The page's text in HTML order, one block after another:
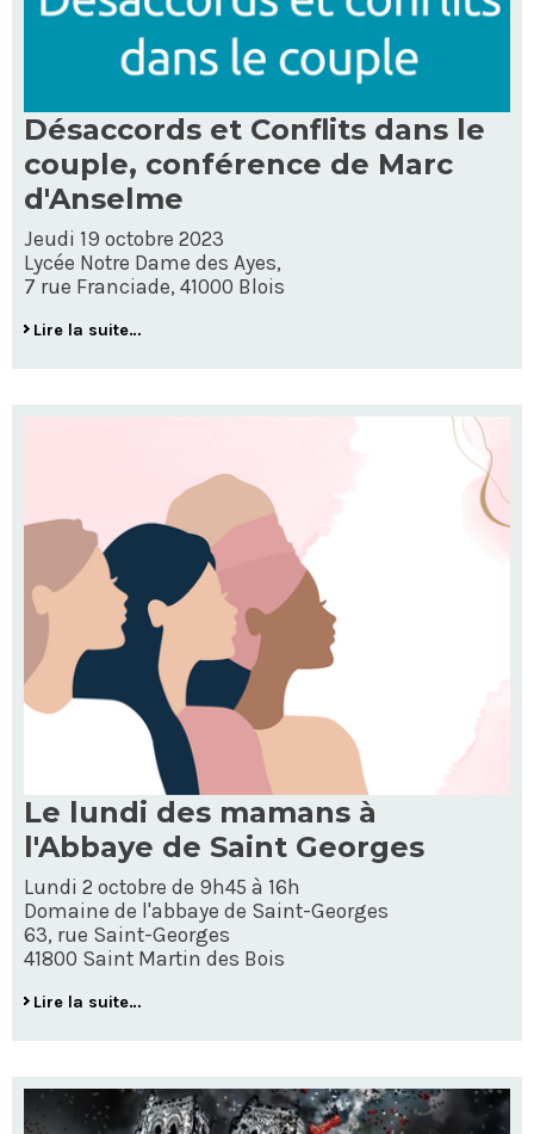
Désaccords et Conflits dans le
couple, conférence de Marc
d'Anselme
Jeudi 19 octobre 2023
Lycée Notre Dame des Ayes,
7 rue Franciade, 41000 Blois
Lire la suite…
Le lundi des mamans à
l'Abbaye de Saint Georges
Lundi 2 octobre de 9h45 à 16h
Domaine de l'abbaye de Saint-Georges
63, rue Saint-Georges
41800 Saint Martin des Bois
Lire la suite…